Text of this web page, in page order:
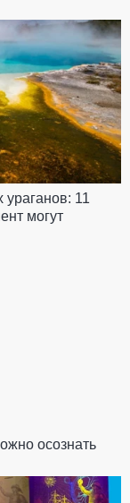
11
могут
осознать